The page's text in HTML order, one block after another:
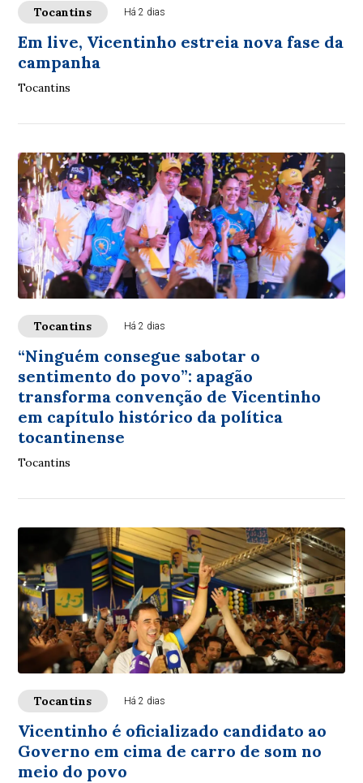
Tocantins Há 2 dias
Em live, Vicentinho estreia nova fase da
campanha
Tocantins
Tocantins Há 2 dias
“Ninguém consegue sabotar o
sentimento do povo”: apagão
transforma convenção de Vicentinho
em capítulo histórico da política
tocantinense
Tocantins
Tocantins Há 2 dias
Vicentinho é oficializado candidato ao
Governo em cima de carro de som no
meio do povo